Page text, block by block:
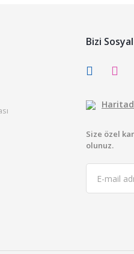
Bizi
Size özel
olunuz.